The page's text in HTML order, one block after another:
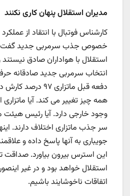
مدیران استقلال پنهان کاری نکنند
کارشناس فوتبال با انتقاد از
خصوص جذب سرمربی جدید گفت:
استقلال با هواداران صادق
انتخاب سرمربی جدید صادقانه
دفعه قبل ماتزاری
همه چیز تغییر می کند. آیا ماتزاری
وجود خارجی دارد. آیا رئیس هیئت
سر جذب ماتزاری اختلاف دارند.
جویباری به آنها پاسخ داده و
این استرس بیرون بیاورد. صداقت
استقلال خواهد بود و در غیر
اتفاقات ناخوشایند باشیم.